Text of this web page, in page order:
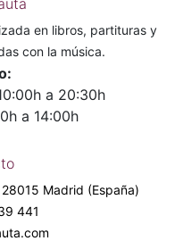
en libros, partituras y
con la música.
a 20:30h
a 14:00h
Madrid (España)
441